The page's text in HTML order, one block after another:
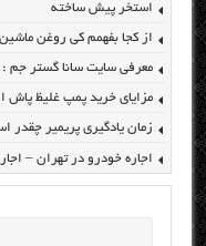
استخر پیش ساخته
از کجا بفهمم کی روغن
معرفی سایت سانا گستر جم :
مزایای خرید پمپ غلیظ پاش
زمان یادگیری پریمیر چقدر
اجاره خودرو در تهران –